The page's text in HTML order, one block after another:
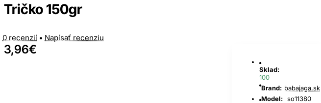
Tričko 150gr
0 recenzií • Napísať recenziu
3,96€
Sklad:
100
Brand: babajaga.sk
Model: so11380